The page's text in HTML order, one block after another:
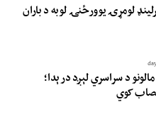
لومړۍ یوورځنۍ لوبه د باران
د سراسري لېږد درېدا؛
کوي